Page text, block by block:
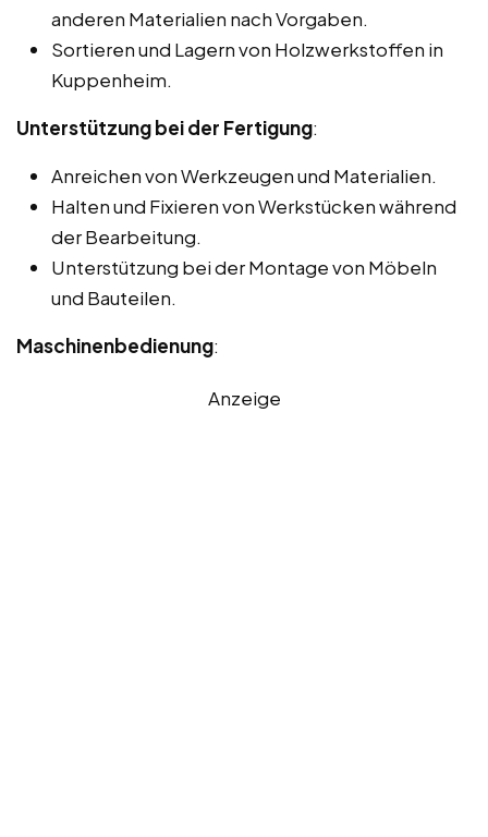
anderen Materialien nach Vorgaben.
Sortieren und Lagern von Holzwerkstoffen in
Kuppenheim.
Unterstützung bei der Fertigung:
Anreichen von Werkzeugen und Materialien.
Halten und Fixieren von Werkstücken während
der Bearbeitung.
Unterstützung bei der Montage von Möbeln
und Bauteilen.
Maschinenbedienung:
Anzeige